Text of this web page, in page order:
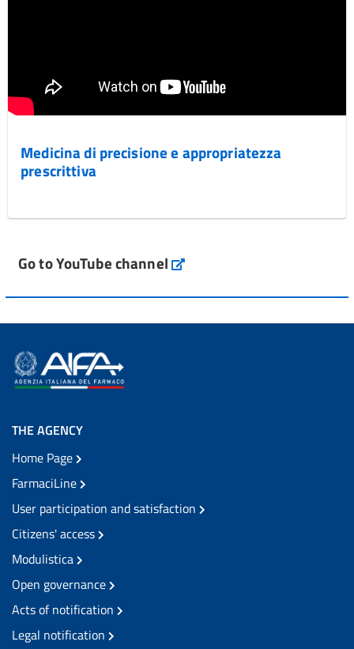
Medicina di precisione e appropriatezza
prescrittiva
Go to YouTube channel
THE AGENCY
Home Page
FarmaciLine
User participation and satisfaction
Citizens' access
Modulistica
Open governance
Acts of notification
Legal notification